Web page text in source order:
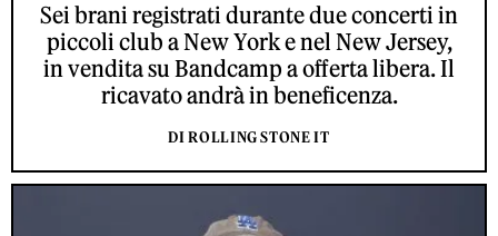
Sei brani registrati durante due concerti in
piccoli club a New York e nel New Jersey,
in vendita su Bandcamp a offerta libera. Il
ricavato andrà in beneficenza.
DI ROLLING STONE IT